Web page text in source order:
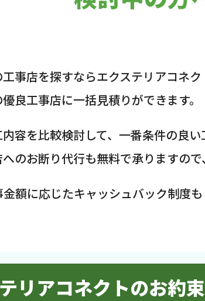
事店を探すならエクステリアコネ
良工事店に一括見積りができます。
容を比較検討して、一番条件の良
のお断り代行も無料で承りますの
額に応じたキャッシュバック制度
リアコネクトのお約束